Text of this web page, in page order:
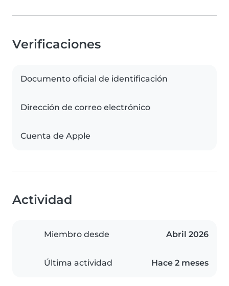
Verificaciones
Documento oficial de identificación
Dirección de correo electrónico
Cuenta de Apple
Actividad
Miembro desde Abril 2026
Última actividad Hace 2 meses